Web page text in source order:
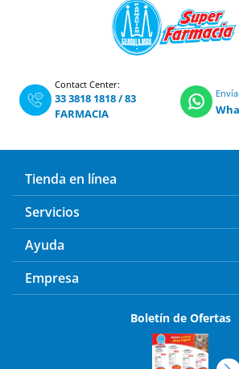
Contact Center:
33 3818 1818/83
FARMACIA
Tienda en línea
Servicios
Ayuda
Empresa
Boletín de Ofertas